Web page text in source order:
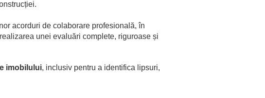
acorduri de colaborare profesională, în
unei evaluări complete, riguroase și
imobilului, inclusiv pentru a identifica lipsuri,